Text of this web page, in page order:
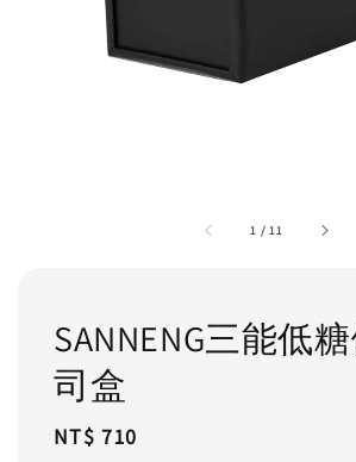
1 / 11
SANNENG三能低
司盒
Regular
NT$ 710